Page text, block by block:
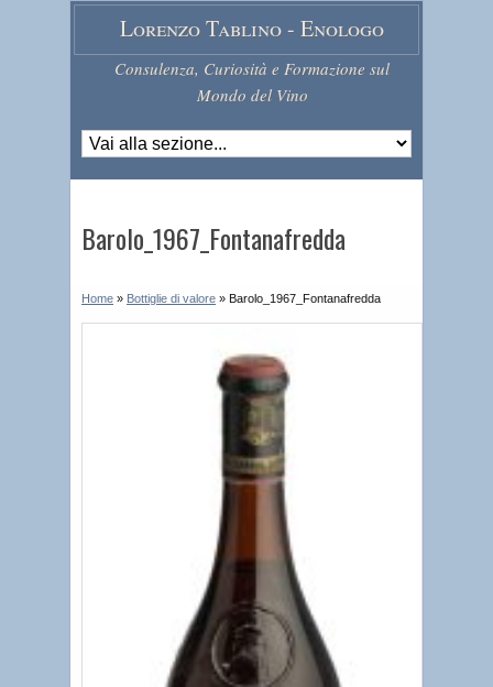
Lorenzo Tablino - Enologo
Consulenza, Curiosità e Formazione sul
Mondo del Vino
Barolo_1967_Fontanafredda
Home » Bottiglie di valore » Barolo_1967_Fontanafredda